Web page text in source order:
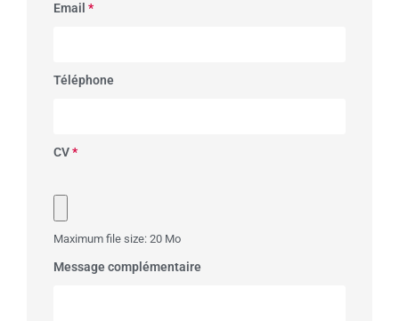
Email *
Téléphone
CV*
Maximum file size: 20 Mo
Message complémentaire